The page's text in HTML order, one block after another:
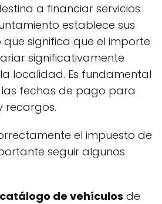
a financiar servicios
establece sus
significa que el importe
significativamente
localidad. Es fundamental
fechas de pago para
recargos.
el impuesto de
seguir algunos
catálogo de vehículos de